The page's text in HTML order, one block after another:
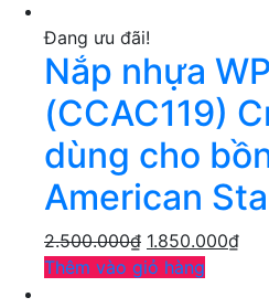
Đang ưu đãi!
Nắp nhựa
(CCAC119)
dùng cho
American
2.500.000₫ 1.850.000₫
Thêm vào giỏ hàng